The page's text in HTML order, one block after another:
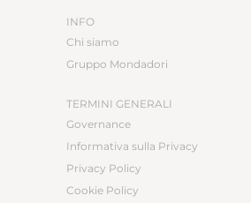
INFO
Chi siamo
Gruppo Mondadori
TERMINI GENERALI
Governance
Informativa sulla Privacy
Privacy Policy
Cookie Policy